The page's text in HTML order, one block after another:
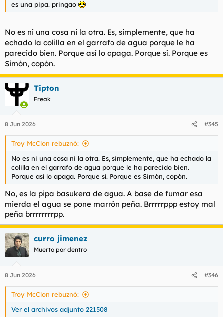
es una pipa. pringao
No es ni una cosa ni la otra. Es, simplemente, que ha
echado la colilla en el garrafo de agua porque le ha
parecido bien. Porque así lo apaga. Porque sí. Porque es
Simón, copón.
Tipton
Freak
8 Jun 2026 #345
Troy McClon rebuznó:
No es ni una cosa ni la otra. Es, simplemente, que ha echado la
colilla en el garrafo de agua porque le ha parecido bien.
Porque así lo apaga. Porque sí. Porque es Simón, copón.
No, es la pipa basukera de agua. A base de fumar esa
mierda el agua se pone marrón peña. Brrrrrppp estoy mal
peña brrrrrrrrpp.
curro jimenez
Muerto por dentro
8 Jun 2026 #346
Troy McClon rebuznó:
Ver el archivos adjunto 221508